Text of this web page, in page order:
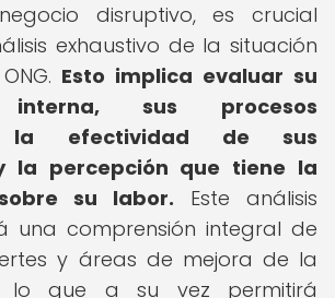
disruptivo, es crucial
exhaustivo de la situación
Esto implica evaluar su
interna, sus procesos
la efectividad de sus
la percepción que tiene la
su labor. Este análisis
una comprensión integral de
y áreas de mejora de la
lo que a su vez permitirá